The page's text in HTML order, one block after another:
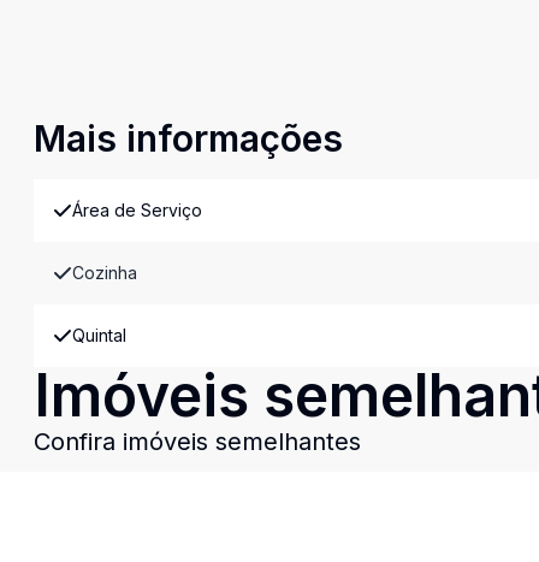
Mais informações
Área de Serviço
Cozinha
Quintal
Imóveis
Confira imóveis semelhantes